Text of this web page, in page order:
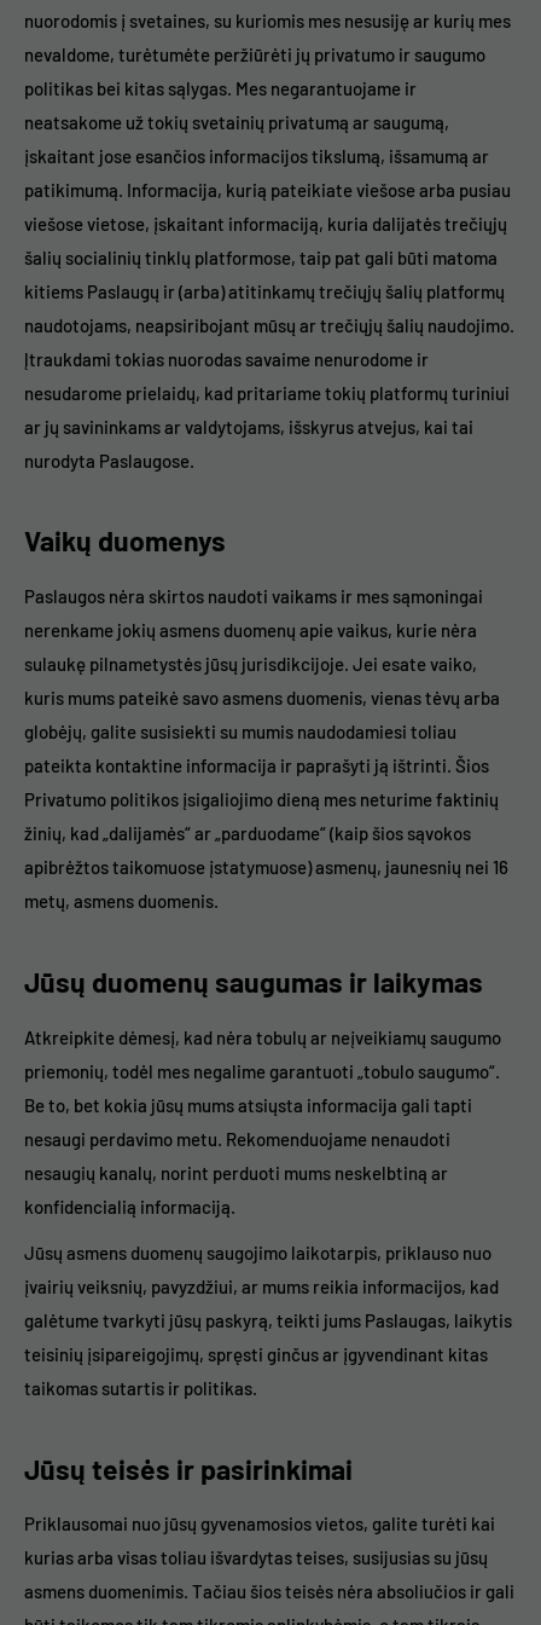
nuorodomis į svetaines, su kuriomis mes nesusiję ar kurių mes
nevaldome, turėtumėte peržiūrėti jų privatumo ir saugumo
politikas bei kitas sąlygas. Mes negarantuojame ir
neatsakome už tokių svetainių privatumą ar saugumą,
įskaitant jose esančios informacijos tikslumą, išsamumą ar
patikimumą. Informacija, kurią pateikiate viešose arba pusiau
viešose vietose, įskaitant informaciją, kuria dalijatės trečiųjų
šalių socialinių tinklų platformose, taip pat gali būti matoma
kitiems Paslaugų ir (arba) atitinkamų trečiųjų šalių platformų
naudotojams, neapsiribojant mūsų ar trečiųjų šalių naudojimo.
Įtraukdami tokias nuorodas savaime nenurodome ir
nesudarome prielaidų, kad pritariame tokių platformų turiniui
ar jų savininkams ar valdytojams, išskyrus atvejus, kai tai
nurodyta Paslaugose.
Vaikų duomenys
Paslaugos nėra skirtos naudoti vaikams ir mes sąmoningai
nerenkame jokių asmens duomenų apie vaikus, kurie nėra
sulaukę pilnametystės jūsų jurisdikcijoje. Jei esate vaiko,
kuris mums pateikė savo asmens duomenis, vienas tėvų arba
globėjų, galite susisiekti su mumis naudodamiesi toliau
pateikta kontaktine informacija ir paprašyti ją ištrinti. Šios
Privatumo politikos įsigaliojimo dieną mes neturime faktinių
žinių, kad „dalijamės“ ar „parduodame“ (kaip šios sąvokos
apibrėžtos taikomuose įstatymuose) asmenų, jaunesnių nei 16
metų, asmens duomenis.
Jūsų duomenų saugumas ir laikymas
Atkreipkite dėmesį, kad nėra tobulų ar neįveikiamų saugumo
priemonių, todėl mes negalime garantuoti „tobulo saugumo“.
Be to, bet kokia jūsų mums atsiųsta informacija gali tapti
nesaugi perdavimo metu. Rekomenduojame nenaudoti
nesaugių kanalų, norint perduoti mums neskelbtiną ar
konfidencialią informaciją.
Jūsų asmens duomenų saugojimo laikotarpis, priklauso nuo
įvairių veiksnių, pavyzdžiui, ar mums reikia informacijos, kad
galėtume tvarkyti jūsų paskyrą, teikti jums Paslaugas, laikytis
teisinių įsipareigojimų, spręsti ginčus ar įgyvendinant kitas
taikomas sutartis ir politikas.
Jūsų teisės ir pasirinkimai
Priklausomai nuo jūsų gyvenamosios vietos, galite turėti kai
kurias arba visas toliau išvardytas teises, susijusias su jūsų
asmens duomenimis. Tačiau šios teisės nėra absoliučios ir gali